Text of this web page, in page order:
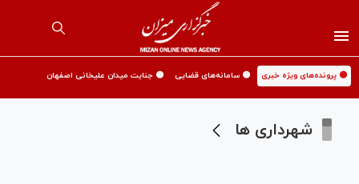
🟡 پرونده‌های ویژه خبری 🟡 سامانه‌های قضایی 🟡 جنایت میدان علیخانی اصفهان
شهرداری ها